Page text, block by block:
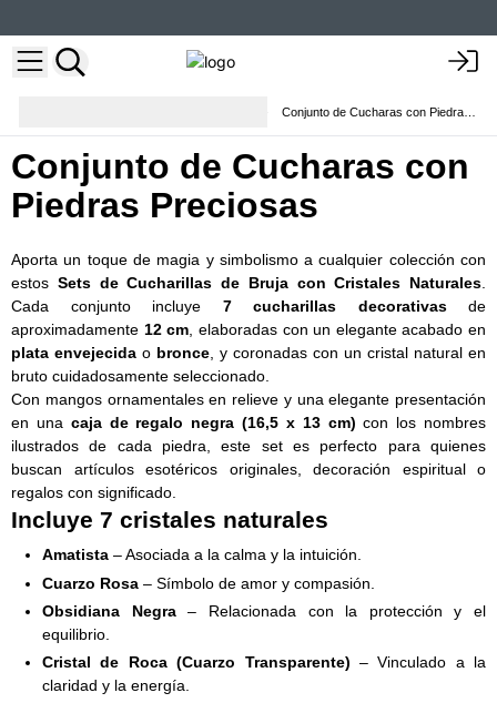
Conjunto de Cucharas con Piedras Preciosas
Conjunto de Cucharas con
Piedras Preciosas
Aporta un toque de magia y simbolismo a cualquier colección con
estos Sets de Cucharillas de Bruja con Cristales Naturales.
Cada conjunto incluye 7 cucharillas decorativasde
aproximadamente 12 cm, elaboradas con un elegante acabado en
plata envejecida o bronce, y coronadas con un cristal natural en
bruto cuidadosamente seleccionado.
Con mangos ornamentales en relieve y una elegante presentación
en una caja de regalo negra (16,5 x 13 cm) con los nombres
ilustrados de cada piedra, este set es perfecto para quienes
buscan artículos esotéricos originales, decoración espiritual o
regalos con significado.
Incluye 7 cristales naturales
Amatista – Asociada a la calma y la intuición.
Cuarzo Rosa – Símbolo de amor y compasión.
Obsidiana Negra– Relacionada con la protección y el
equilibrio.
Cristal de Roca (Cuarzo Transparente) – Vinculado a la
claridad y la energía.